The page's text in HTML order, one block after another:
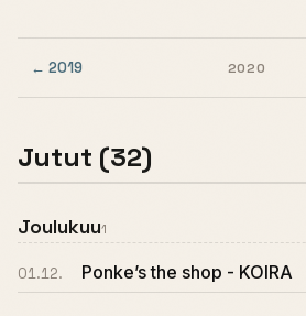
← 2019 2020
Jutut (32)
Joulukuu1
01.12. Ponke’s the shop - KOIRA